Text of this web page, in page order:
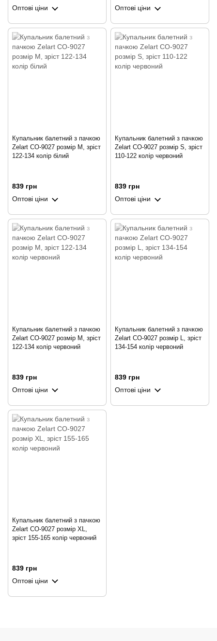
Оптові ціни
Оптові ціни
Купальник балетний з пачкою
Zelart CO-9027 розмір M, зріст
122-134 колір білий
839 грн
Оптові ціни
Купальник балетний з пачкою
Zelart CO-9027 розмір S, зріст
110-122 колір червоний
839 грн
Оптові ціни
Купальник балетний з пачкою
Zelart CO-9027 розмір M, зріст
122-134 колір червоний
839 грн
Оптові ціни
Купальник балетний з пачкою
Zelart CO-9027 розмір L, зріст
134-154 колір червоний
839 грн
Оптові ціни
Купальник балетний з пачкою
Zelart CO-9027 розмір XL,
зріст 155-165 колір червоний
839 грн
Оптові ціни